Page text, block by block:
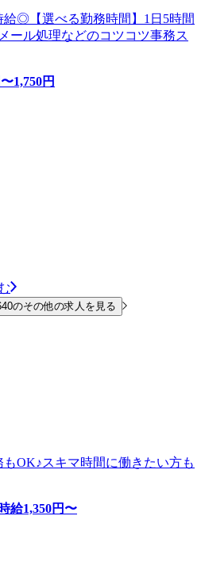
給◎【選べる勤務時間】1日5時間
ール処理などのコツコツ事務ス
1,750円
のその他の求人を見る
OK♪スキマ時間に働きたい方も
時給1,350円〜